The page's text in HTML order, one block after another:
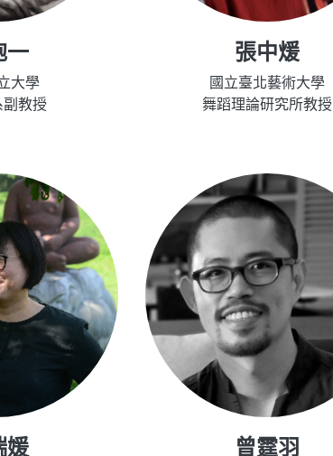
一
大學
副教授
張中煖
國立臺北藝術大學
舞蹈理論研究所教授
媛 曾霆羽